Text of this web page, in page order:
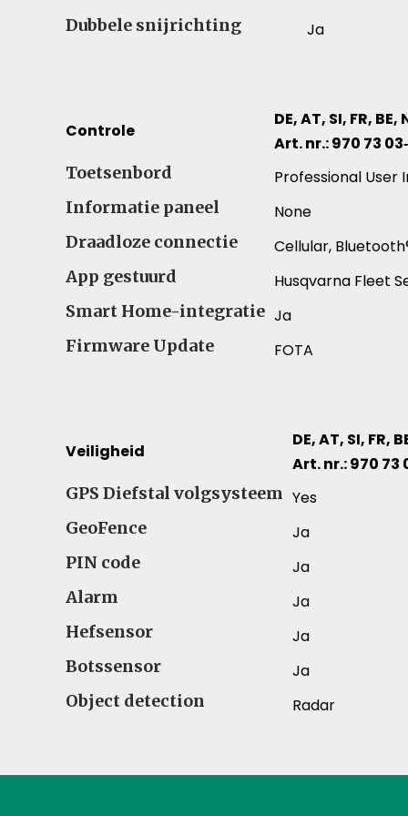
Dubbele snijrichting
Ja
Controle – Vergelijk specificaties voor
Controle
DE, AT, SI, FR, BE,
Art. nr.: 970 73
Toetsenbord
Professional
Informatie paneel
None
Draadloze connectie
Cellular,
App gestuurd
Husqvarna Fleet
Smart Home-integratie Ja
Firmware Update
FOTA
Veiligheid – Vergelijk specificaties voor
Veiligheid
DE, AT, SI, FR,
Art. nr.: 970 73
GPS Diefstal volgsysteem Yes
GeoFence
Ja
PIN code
Ja
Alarm
Ja
Hefsensor
Ja
Botssensor
Ja
Object detection
Radar